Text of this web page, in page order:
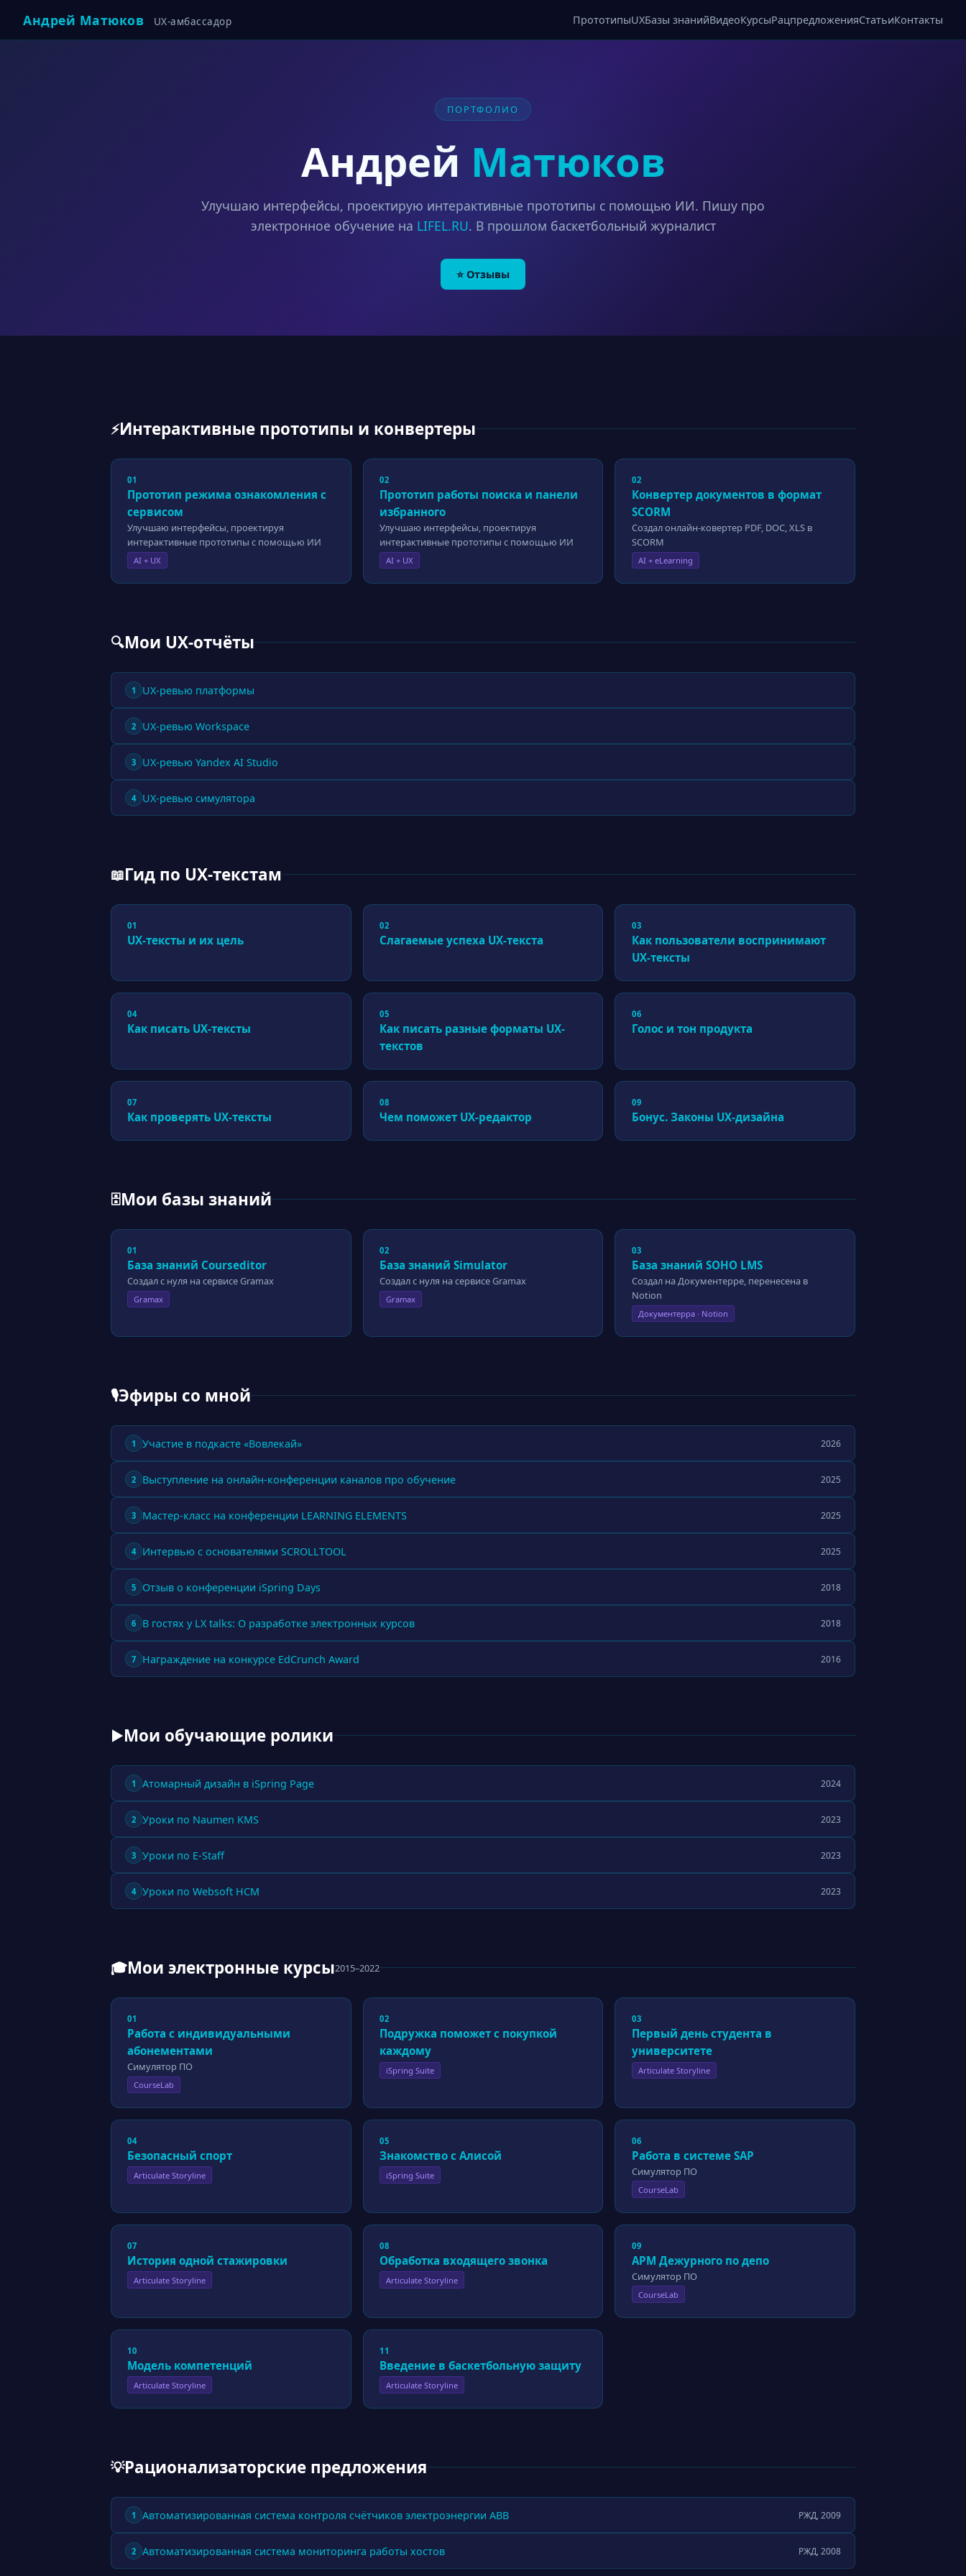
Андрей Матюков UX-амбассадор ПрототипыUXБазы знанийВидеоКурсыРацпредложенияСтатьиКонтакты
ПОРТФОЛИО
Андрей Матюков
Улучшаю интерфейсы, проектирую интерактивные прототипы с помощью ИИ. Пишу про
электронное обучение на LIFEL.RU. В прошлом баскетбольный журналист
⭐ Отзывы
⚡Интерактивные прототипы и конвертеры
01
Прототип режима ознакомления с
сервисом
Улучшаю интерфейсы, проектируя
интерактивные прототипы с помощью ИИ
AI + UX
02
Прототип работы поиска и панели
избранного
Улучшаю интерфейсы, проектируя
интерактивные прототипы с помощью ИИ
AI + UX
02
Конвертер документов в формат
SCORM
Создал онлайн-ковертер PDF, DOC, XLS в
SCORM
AI + eLearning
🔍Мои UX-отчёты
1 UX-ревью платформы
2 UX-ревью Workspace
3 UX-ревью Yandex AI Studio
4 UX-ревью симулятора
📖Гид по UX-текстам
01
UX-тексты и их цель
02
Слагаемые успеха UX-текста
03
Как пользователи воспринимают
UX-тексты
04
Как писать UX-тексты
05
Как писать разные форматы UX-
текстов
06
Голос и тон продукта
07
Как проверять UX-тексты
08
Чем поможет UX-редактор
09
Бонус. Законы UX-дизайна
🗄Мои базы знаний
01
База знаний Courseditor
Создал с нуля на сервисе Gramax
Gramax
02
База знаний Simulator
Создал с нуля на сервисе Gramax
Gramax
03
База знаний SOHO LMS
Создал на Документерре, перенесена в
Notion
Документерра · Notion
🎙Эфиры со мной
1 Участие в подкасте «Вовлекай» 2026
2 Выступление на онлайн-конференции каналов про обучение 2025
3 Мастер-класс на конференции LEARNING ELEMENTS 2025
4 Интервью с основателями SCROLLTOOL 2025
5 Отзыв о конференции iSpring Days 2018
6 В гостях у LX talks: О разработке электронных курсов 2018
7 Награждение на конкурсе EdCrunch Award 2016
▶Мои обучающие ролики
1 Атомарный дизайн в iSpring Page 2024
2 Уроки по Naumen KMS 2023
3 Уроки по E-Staff 2023
4 Уроки по Websoft HCM 2023
🎓Мои электронные курсы2015–2022
01
Работа с индивидуальными
абонементами
Симулятор ПО
CourseLab
02
Подружка поможет с покупкой
каждому
iSpring Suite
03
Первый день студента в
университете
Articulate Storyline
04
Безопасный спорт
Articulate Storyline
05
Знакомство с Алисой
iSpring Suite
06
Работа в системе SAP
Симулятор ПО
CourseLab
07
История одной стажировки
Articulate Storyline
08
Обработка входящего звонка
Articulate Storyline
09
АРМ Дежурного по депо
Симулятор ПО
CourseLab
10
Модель компетенций
Articulate Storyline
11
Введение в баскетбольную защиту
Articulate Storyline
💡Рационализаторские предложения
1 Автоматизированная система контроля счётчиков электроэнергии ABB РЖД, 2009
2 Автоматизированная система мониторинга работы хостов РЖД, 2008